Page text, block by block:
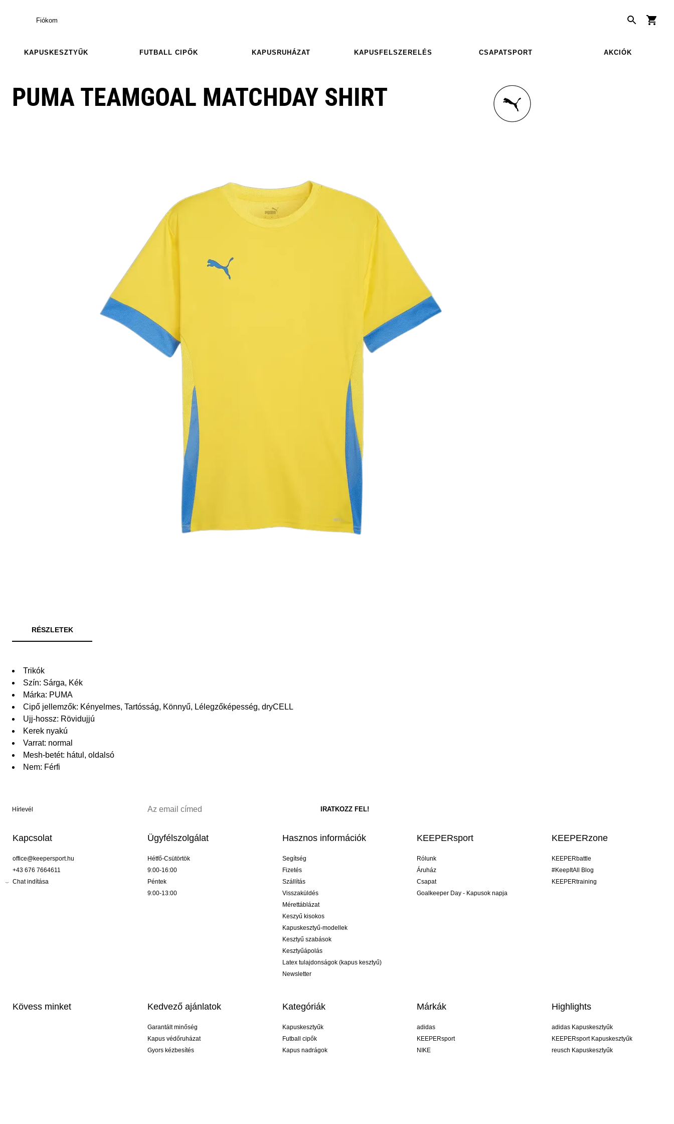
Fiókom
KAPUSKESZTYŰK FUTBALL CIPŐK KAPUSRUHÁZAT KAPUSFELSZERELÉS CSAPATSPORT AKCIÓK
PUMA TEAMGOAL MATCHDAY SHIRT
RÉSZLETEK
Trikók
Szín: Sárga, Kék
Márka: PUMA
Cipő jellemzők: Kényelmes, Tartósság, Könnyű, Lélegzőképesség, dryCELL
Ujj-hossz: Rövidujjú
Kerek nyakú
Varrat: normal
Mesh-betét: hátul, oldalsó
Nem: Férfi
Hírlevél
Kapcsolat
office@keepersport.hu
+43 676 7664611
Chat indítása
Ügyfélszolgálat
Hétfő-Csütörtök
9:00-16:00
Péntek
9:00-13:00
Hasznos információk
Segítség
Fizetés
Szállítás
Visszaküldés
Mérettáblázat
Keszyű kisokos
Kapuskesztyű-modellek
Kesztyű szabások
Kesztyűápolás
Latex tulajdonságok (kapus kesztyű)
Newsletter
KEEPERsport
Rólunk
Áruház
Csapat
Goalkeeper Day - Kapusok napja
KEEPERzone
KEEPERbattle
#KeepItAll Blog
KEEPERtraining
Kövess minket Kedvező ajánlatok
Garantált minőség
Kapus védőruházat
Gyors kézbesítés
Kategóriák
Kapuskesztyűk
Futball cipők
Kapus nadrágok
Márkák
adidas
KEEPERsport
NIKE
Highlights
adidas Kapuskesztyűk
KEEPERsport Kapuskesztyűk
reusch Kapuskesztyűk